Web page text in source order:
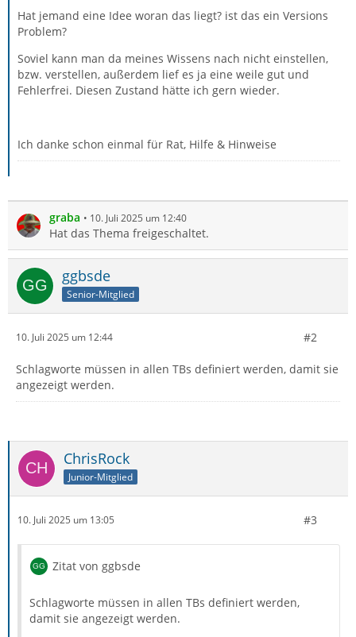
Hat jemand eine Idee woran das liegt? ist das ein Versions
Problem?
Soviel kann man da meines Wissens nach nicht einstellen,
bzw. verstellen, außerdem lief es ja eine weile gut und
Fehlerfrei. Diesen Zustand hätte ich gern wieder.
Ich danke schon einmal für Rat, Hilfe & Hinweise
graba 10. Juli 2025 um 12:40
Hat das Thema freigeschaltet.
ggbsde
Senior-Mitglied
10. Juli 2025 um 12:44 #2
Schlagworte müssen in allen TBs definiert werden, damit sie
angezeigt werden.
ChrisRock
Junior-Mitglied
10. Juli 2025 um 13:05 #3
Zitat von ggbsde
Schlagworte müssen in allen TBs definiert werden,
damit sie angezeigt werden.